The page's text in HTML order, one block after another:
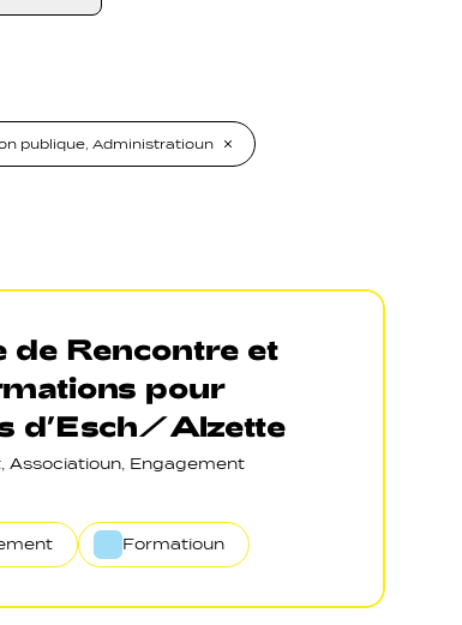
publique, Administratioun
de Rencontre et
pour
d’Esch/Alzette
Associatioun, Engagement
Formatioun